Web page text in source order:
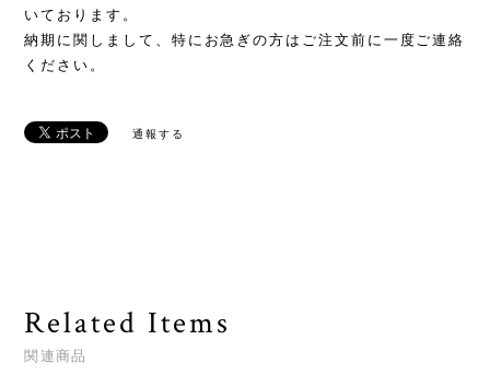
いております。
納期に関しまして、特にお急ぎの方はご注文前に一度ご連絡
ください。
通報する
Related Items
関連商品